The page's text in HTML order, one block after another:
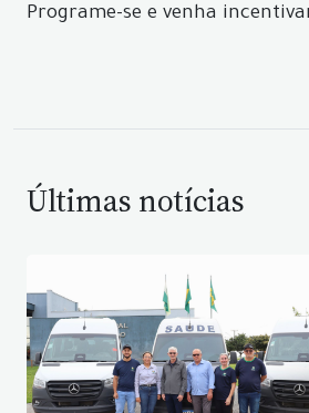
Programe-se e venha
Últimas notícias